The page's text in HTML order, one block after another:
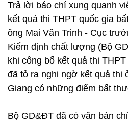
Trả lời báo chí xung quanh
kết quả thi THPT quốc gia
ông Mai Văn Trinh - Cục
Kiểm định chất lượng (Bộ
khi công bố kết quả thi
đã tỏ ra nghi ngờ kết quả thi
Giang có những điểm bất
Bộ GD&ĐT đã có văn bản